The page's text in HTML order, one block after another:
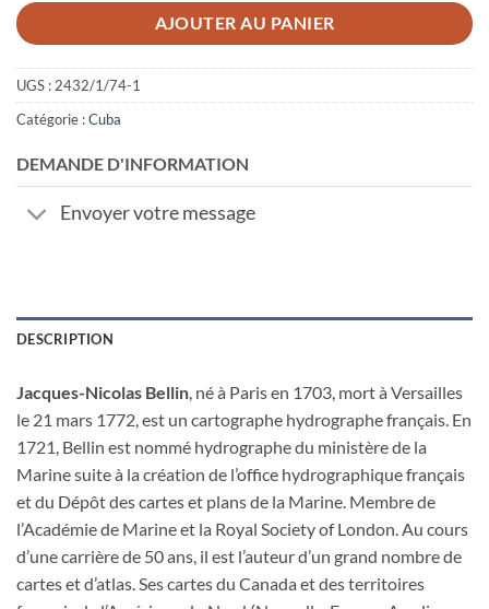
AJOUTER AU PANIER
UGS : 2432/1/74-1
Catégorie :Cuba
DEMANDE D'INFORMATION
Envoyer votre message
DESCRIPTION
Jacques-Nicolas Bellin, né à Paris en 1703, mort à Versailles
le 21 mars 1772, est un cartographe hydrographe français. En
1721, Bellin est nommé hydrographe du ministère de la
Marine suite à la création de l’office hydrographique français
et du Dépôt des cartes et plans de la Marine. Membre de
l’Académie de Marine et la Royal Society of London. Au cours
d’une carrière de 50 ans, il est l’auteur d’un grand nombre de
cartes et d’atlas. Ses cartes du Canada et des territoires